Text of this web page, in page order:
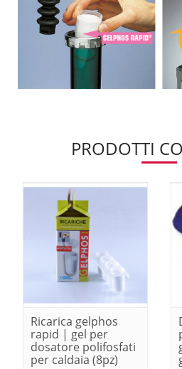
PRODOTTI
Ricarica gelphos
rapid | gel per
dosatore polifosfati
per caldaia (8pz)